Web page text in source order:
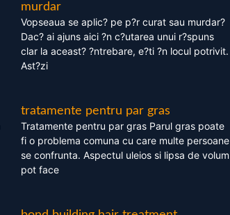
murdar
Vopseaua se aplic? pe p?r curat sau murdar?
Dac? ai ajuns aici ?n c?utarea unui r?spuns
clar la aceast? ?ntrebare, e?ti ?n locul potrivit.
Ast?zi
tratamente pentru par gras
Tratamente pentru par gras Parul gras poate
fi o problema comuna cu care multe persoane
se confrunta. Aspectul uleios si lipsa de volum
pot face